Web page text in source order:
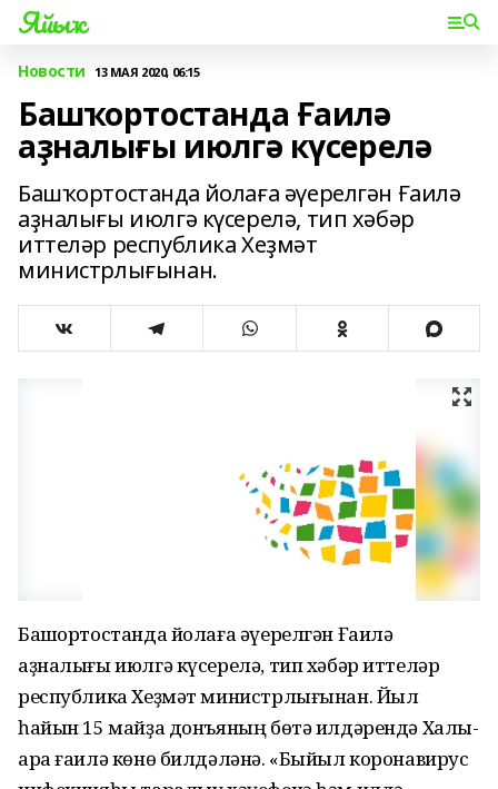
Яйыҡ
Новости 13 МАЯ 2020, 06:15
Башҡортостанда Ғаилә
аҙналығы июлгә күсерелә
Башҡортостанда йолаға әүерелгән Ғаилә
аҙналығы июлгә күсерелә, тип хәбәр
иттеләр республика Хеҙмәт
министрлығынан.
Башҡортостанда йолаға әүерелгән Ғаилә
аҙналығы июлгә күсерелә, тип хәбәр иттеләр
республика Хеҙмәт министрлығынан. Йыл
һайын 15 майҙа донъяның бөтә илдәрендә Халыҡ-
ара ғаилә көнө билдәләнә. «Быйыл коронавирус